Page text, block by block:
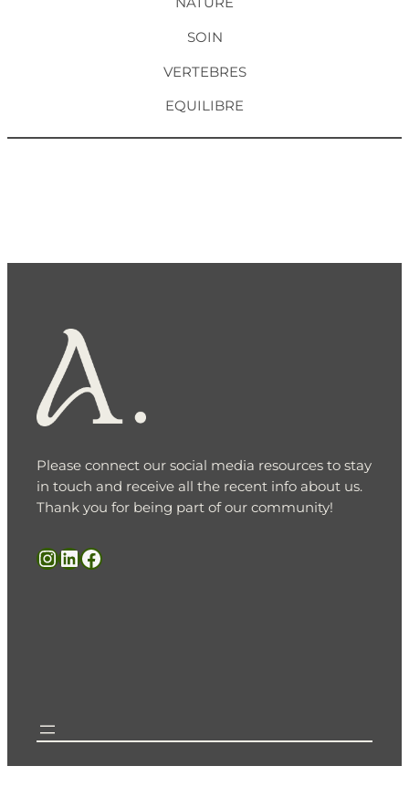
SOIN
VERTEBRES
EQUILIBRE
Please connect our social media resources to stay
in touch and receive all the recent info about us.
Thank you for being part of our community!
InstagramLinkedIn Facebook